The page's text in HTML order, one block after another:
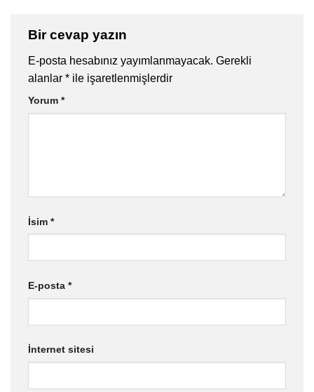
Bir cevap yazın
E-posta hesabınız yayımlanmayacak. Gerekli
alanlar * ile işaretlenmişlerdir
Yorum *
İsim *
E-posta *
İnternet sitesi